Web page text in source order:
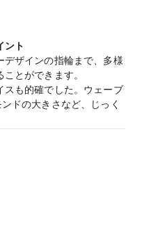
きるもので選びました。
あり静かで落ち着いた上
ビス等、充実している
は一度は見に行くべき店
ント
デザインの指輪まで、多様
とができます。
スも的確でした。ウェーブ
ドの大きさなど、じっく
ドバイスをいただきなが
討し、指に合うものを探
ず、適度な輝きで可愛く
た。